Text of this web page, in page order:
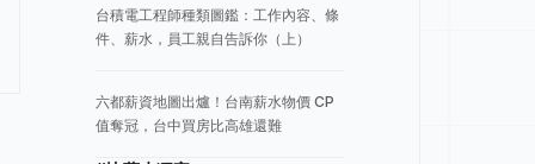
台積電工程師種類圖鑑：工作內容、條
件、薪水，員工親自告訴你（上）
六都薪資地圖出爐！台南薪水物價 CP
值奪冠，台中買房比高雄還難